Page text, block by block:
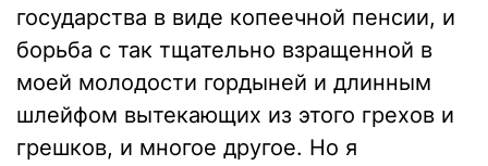
государства в виде копеечной пенсии, и
борьба с так тщательно взращенной в
моей молодости гордыней и длинным
шлейфом вытекающих из этого грехов и
грешков, и многое другое. Но я